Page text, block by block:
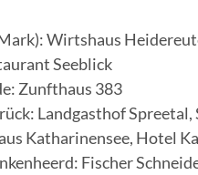
Wirtshaus
Seeblick
Zunfthaus 383
Landgasthof
Katharinensee, Hotel
Fischer